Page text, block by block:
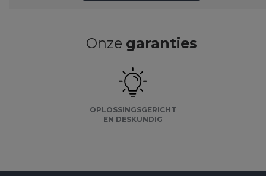
Onze garanties
OPLOSSINGSGERICHT
EN DESKUNDIG